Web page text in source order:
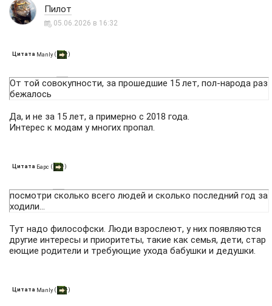
Пилот
05.06.2026 в 16:32
Цитата Manly( )
От той совокупности, за прошедшие 15 лет, пол-народа раз
бежалось
Да, и не за 15 лет, а примерно с 2018 года.
Интерес к модам у многих пропал.
Цитата Барс ( )
посмотри сколько всего людей и сколько последний год за
ходили...
Тут надо философски. Люди взрослеют, у них появляются
другие интересы и приоритеты, такие как семья, дети, стар
еющие родители и требующие ухода бабушки и дедушки.
Цитата Manly( )